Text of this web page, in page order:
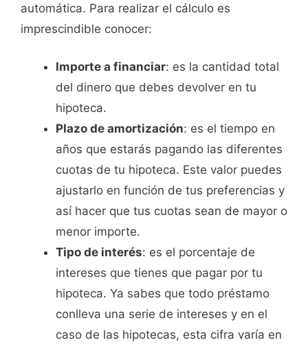
automática. Para realizar el cálculo es
imprescindible conocer:
Importe a financiar: es la cantidad total
del dinero que debes devolver en tu
hipoteca.
Plazo de amortización: es el tiempo en
años que estarás pagando las diferentes
cuotas de tu hipoteca. Este valor puedes
ajustarlo en función de tus preferencias y
así hacer que tus cuotas sean de mayor o
menor importe.
Tipo de interés: es el porcentaje de
intereses que tienes que pagar por tu
hipoteca. Ya sabes que todo préstamo
conlleva una serie de intereses y en el
caso de las hipotecas, esta cifra varía en